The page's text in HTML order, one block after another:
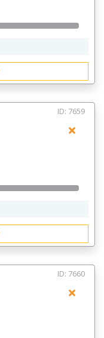
ID: 7659
ID: 7660